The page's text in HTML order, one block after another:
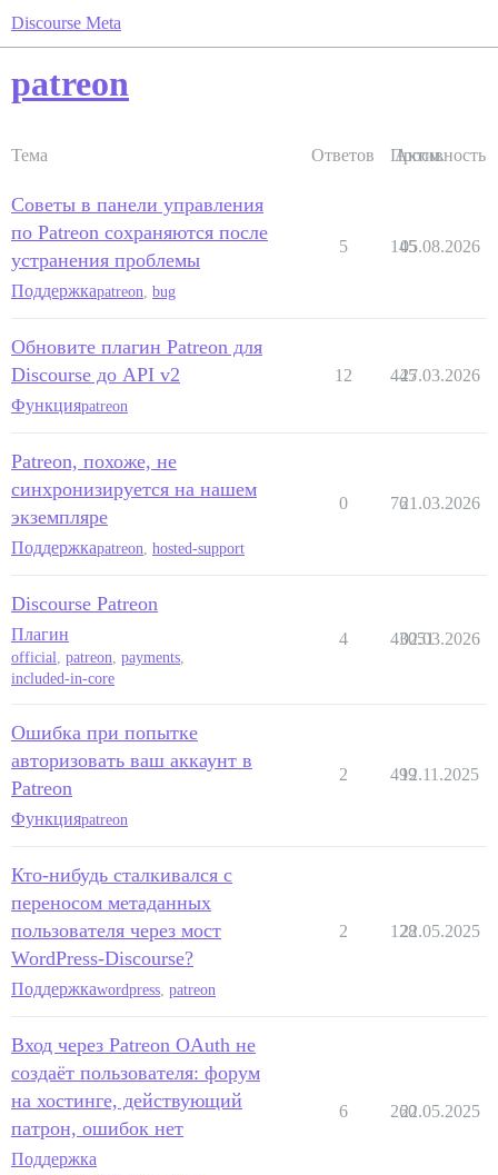
Discourse Meta
patreon
Тема Ответов Просм.
Активность
Советы в панели управления
по Patreon сохраняются после
устранения проблемы
Поддержкаpatreon bug
5 145
05.08.2026
Обновите плагин Patreon для
Discourse до API v2
Функцияpatreon
12 445
27.03.2026
Patreon, похоже, не
синхронизируется на нашем
экземпляре
Поддержкаpatreon hosted-support
0 7621.03.2026
Discourse Patreon
Плагин
official, patreon, payments,
included-in-core
4 43051
02.03.2026
Ошибка при попытке
авторизовать ваш аккаунт в
Patreon
Функцияpatreon
2 499
12.11.2025
Кто-нибудь сталкивался с
переносом метаданных
пользователя через мост
WordPress-Discourse?
Поддержкаwordpress patreon
2 128
22.05.2025
Вход через Patreon OAuth не
создаёт пользователя: форум
на хостинге, действующий
патрон, ошибок нет
Поддержка
6 260
22.05.2025